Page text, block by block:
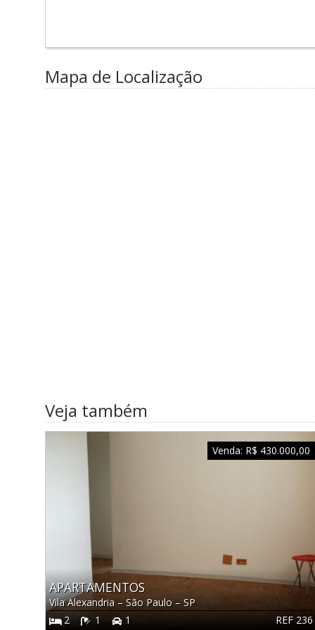
Mapa de Localização
Veja também
REF 236
APARTAMENTOS
Vila Alexandria – São Paulo – SP
2
1 1
Venda: R$ 430.000,00